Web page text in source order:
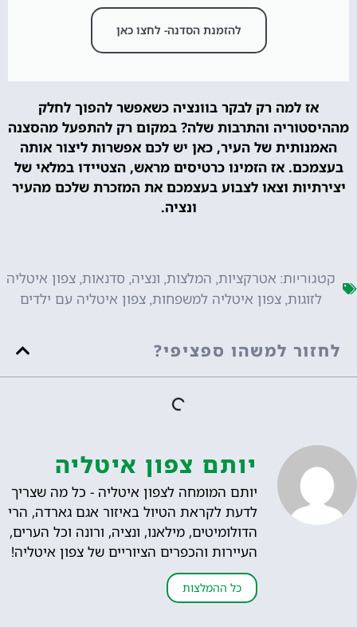
להזמנת הסדנה- לחצו כאן
אז למה רק לבקר בוונציה כשאפשר להפוך לחלק
מההיסטוריה והתרבות שלה? במקום רק להתפעל מהסצנה
האמנותית של העיר, כאן יש לכם אפשרות ליצור אותה
בעצמכם. אז הזמינו כרטיסים מראש, הצטיידו במלאי של
יצירתיות וצאו לצבוע בעצמכם את המזכרת שלכם מהעיר
ונציה.
קטגוריות: אטרקציות, המלצות, ונציה, סדנאות, צפון איטליה
לזוגות, צפון איטליה למשפחות, צפון איטליה עם ילדים
לחזור למשהו ספציפי?
יותם צפון איטליה
יותם המומחה לצפון איטליה - כל מה שצריך
לדעת לקראת הטיול באיזור אגם גארדה, הרי
הדולומיטים, מילאנו, ונציה, ורונה וכל הערים,
העיירות והכפרים הציוריים של צפון איטליה!
כל ההמלצות